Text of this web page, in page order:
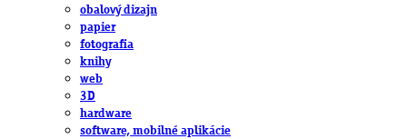
obalový dizajn
papier
fotografia
knihy
web
3D
hardware
software, mobilné aplikácie